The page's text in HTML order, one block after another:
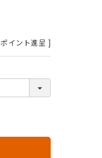
ポイント進呈 ]